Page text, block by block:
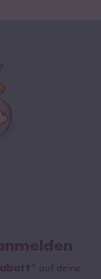
auf deine